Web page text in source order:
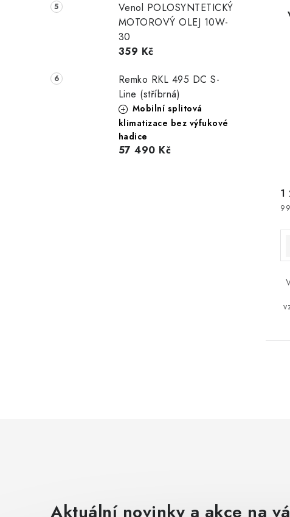
Venol POLOSYNTETICKÝ
MOTOROVÝ OLEJ 10W-
30
359 Kč
Remko RKL 495 DC S-
Line (stříbrná)
Mobilní splitová
klimatizace bez výfukové
hadice
57 490 Kč
1
c
Aktuální novinky a akce na